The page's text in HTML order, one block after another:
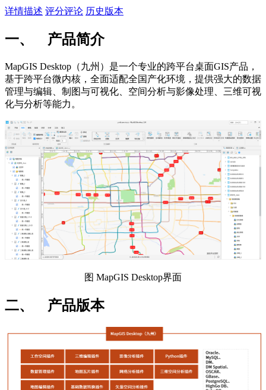
详情描述 评分评论 历史版本
一、 产品简介
MapGIS Desktop（九州）是一个专业的跨平台桌面GIS产品，
基于跨平台微内核，全面适配全国产化环境，提供强大的数据
管理与编辑、制图与可视化、空间分析与影像处理、三维可视
化与分析等能力。
图 MapGIS Desktop界面
二、 产品版本